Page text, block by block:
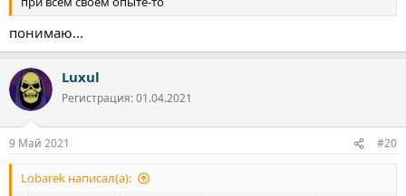
понимаю...
Luxul
Регистрация: 01.04.2021
9 Май 2021 #20
Lobarek написал(а):